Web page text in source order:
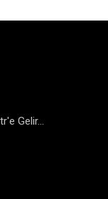
Gelir...